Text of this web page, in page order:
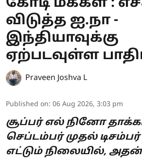
கோடி மக்கள் :
விடுத்த ஐ.நா -
இந்தியாவுக்கு
ஏற்படவுள்ள
Praveen Joshva L
Published on: 06 Aug 2026, 3:03 pm
சூப்பர் எல் நினோ
செப்டம்பர் முதல்
எட்டும் நிலையில், அதன்